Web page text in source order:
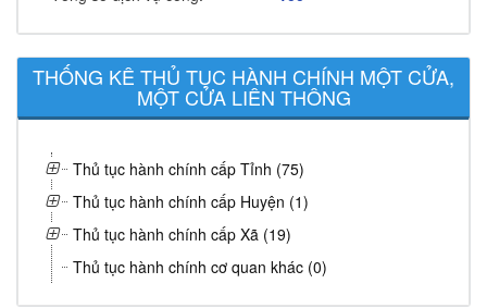
THỐNG KÊ THỦ TỤC HÀNH CHÍNH MỘT CỬA,
MỘT CỬA LIÊN THÔNG
Thủ tục hành chính cấp Tỉnh (75)
Thủ tục hành chính cấp Huyện (1)
Thủ tục hành chính cấp Xã (19)
Thủ tục hành chính cơ quan khác (0)